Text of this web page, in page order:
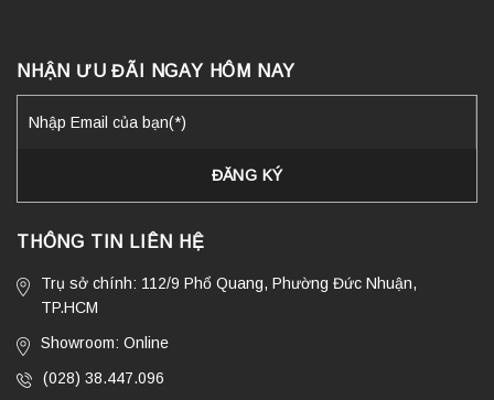
NHẬN ƯU ĐÃI NGAY HÔM NAY
THÔNG TIN LIÊN HỆ
Trụ sở chính: 112/9 Phổ Quang, Phường Đức Nhuận,
TP.HCM
Showroom: Online
(028) 38.447.096